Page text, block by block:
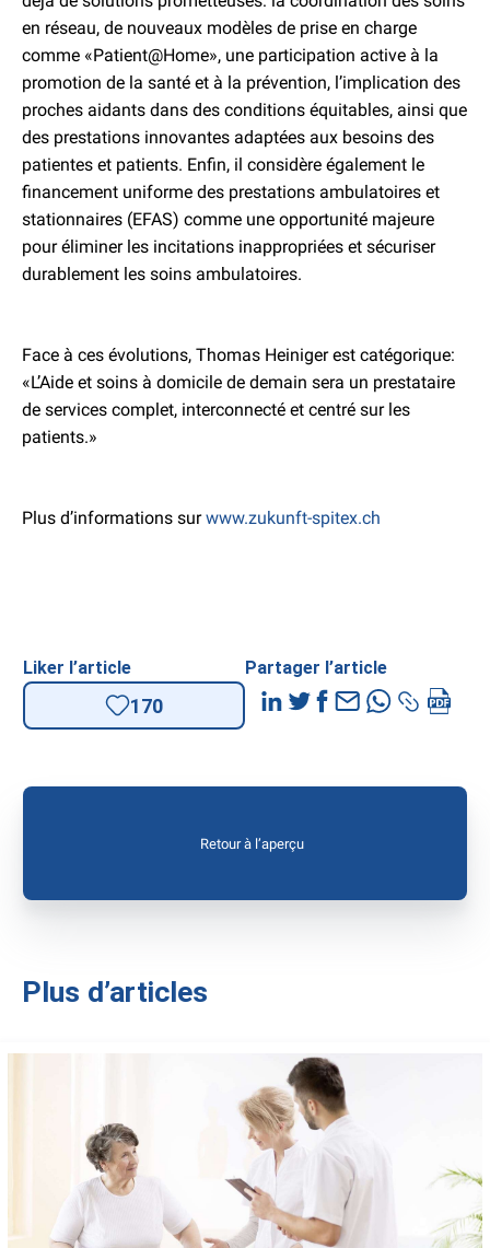
en réseau, de nouveaux modèles de prise en charge
comme «Patient@Home», une participation active à la
promotion de la santé et à la prévention, l’implication des
proches aidants dans des conditions équitables, ainsi que
des prestations innovantes adaptées aux besoins des
patientes et patients. Enfin, il considère également le
financement uniforme des prestations ambulatoires et
stationnaires (EFAS) comme une opportunité majeure
pour éliminer les incitations inappropriées et sécuriser
durablement les soins ambulatoires.
Face à ces évolutions, Thomas Heiniger est catégorique:
«L’Aide et soins à domicile de demain sera un prestataire
de services complet, interconnecté et centré sur les
patients.»
Plus d’informations surwww.zukunft-spitex.ch
Liker l’article
170
Partager l’article
Retour à l’aperçu
Plus d’articles